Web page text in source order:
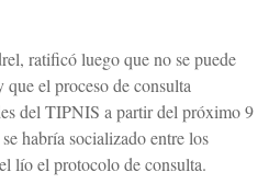
ratificó luego que no se puede
el proceso de consulta
del TIPNIS a partir del próximo 9
habría socializado entre los
lío el protocolo de consulta.